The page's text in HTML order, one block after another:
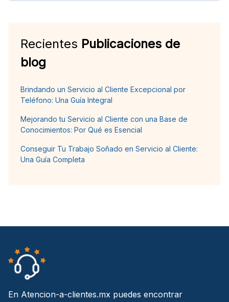
Recientes Publicaciones de
blog
Brindando un Servicio al Cliente Excepcional por
Teléfono: Una Guía Integral
Mejorando tu Servicio al Cliente con una Base de
Conocimientos: Por Qué es Esencial
Conseguir Tu Trabajo Soñado en Servicio al Cliente:
Una Guía Completa
En Atencion-a-clientes.mx puedes encontrar